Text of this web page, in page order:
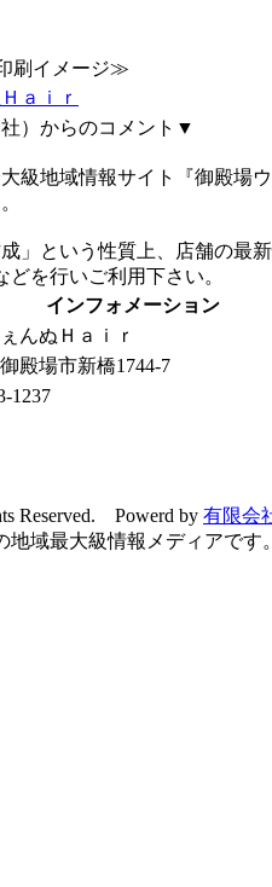
イメージ≫
ａｉｒ
）からのコメント▼
級地域情報サイト『御殿場
」という性質上、店舗の最
を行いご利用下さい。
インフォメーション
んぬＨａｉｒ
殿場市新橋1744-7
1237
Reserved. Powerd by 有限会
地域最大級情報メディアです